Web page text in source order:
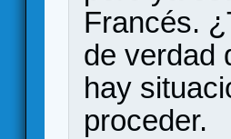
Francés.
de verdad
hay
proceder.